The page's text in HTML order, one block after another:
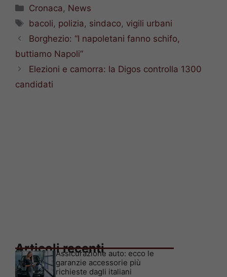
Categorie
Cronaca, News
Tag
bacoli, polizia, sindaco, vigili urbani
Borghezio: “I napoletani fanno schifo,
buttiamo Napoli”
Elezioni e camorra: la Digos controlla 1300
candidati
Articoli recenti
Assicurazione auto: ecco le
garanzie accessorie più
richieste dagli italiani